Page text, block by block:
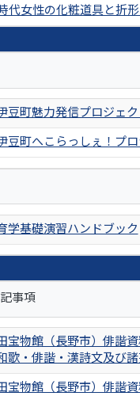
代女性の化粧道具と折
豆町魅力発信プロジェク
豆町へこらっしぇ！プ
学基礎演習ハンドブック
事項
宝物館（長野市）俳諧
歌・俳諧・漢詩文及び
宝物館（長野市）俳諧